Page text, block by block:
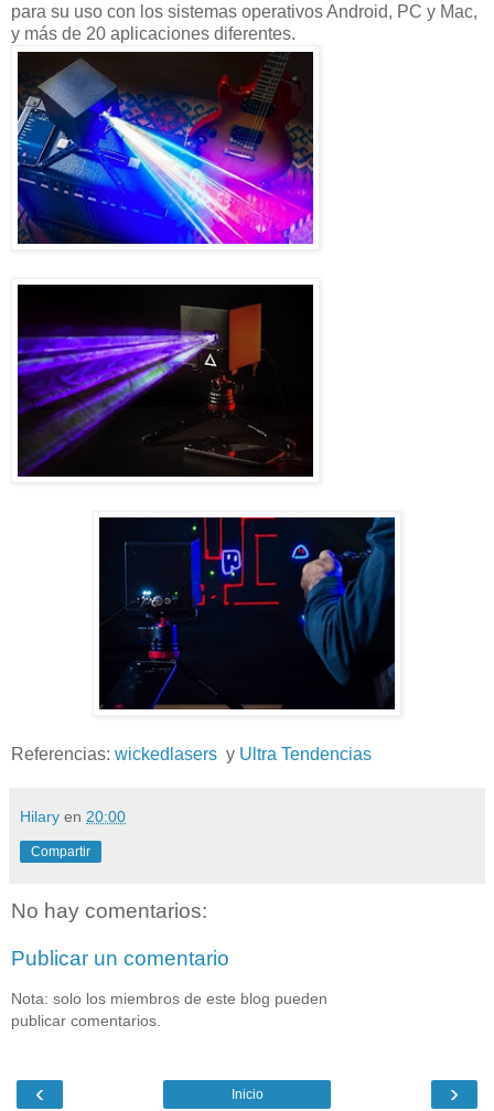
para su uso con los sistemas operativos Android, PC y Mac,
y más de 20 aplicaciones diferentes.
Referencias: wickedlasers y Ultra Tendencias
Hilary en 20:00
Compartir
No hay comentarios:
Publicar un comentario
Nota: solo los miembros de este blog pueden
publicar comentarios.
‹ ›
Inicio